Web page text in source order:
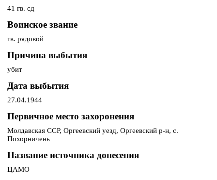
41 гв. сд
Воинское звание
гв. рядовой
Причина выбытия
убит
Дата выбытия
27.04.1944
Первичное место захоронения
Молдавская ССР, Оргеевский уезд, Оргеевский р-н, с.
Похорничень
Название источника донесения
ЦАМО